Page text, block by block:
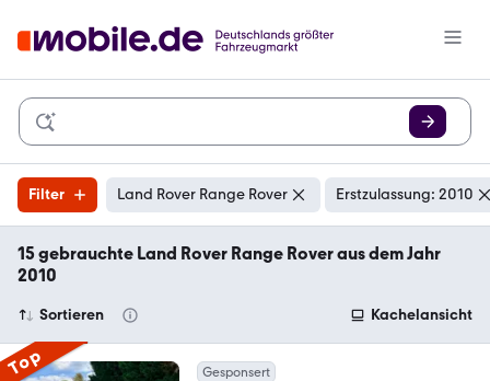
Filter Land Rover Range Rover Erstzulassung: 2010
15 gebrauchte Land Rover Range Rover aus dem Jahr
2010
Sortieren Kachelansicht
Top Gesponsert